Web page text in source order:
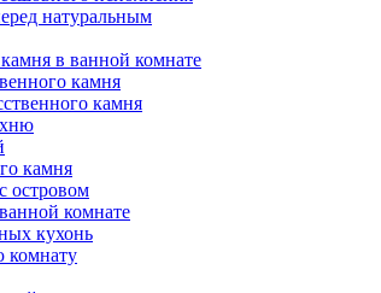
натуральным
в ванной комнате
камня
камня
камня
островом
комнате
кухонь
комнату